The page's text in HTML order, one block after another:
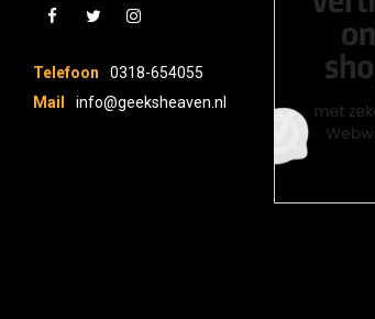
Telefoon
0318-654055
Mail
info@geeksheaven.nl